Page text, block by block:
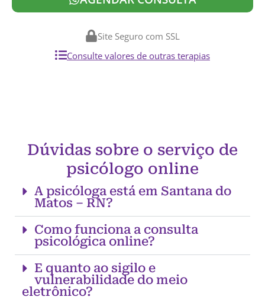
Site Seguro com SSL
Consulte valores de outras terapias
Dúvidas sobre o serviço de
psicólogo online
A psicóloga está em Santana do
Matos – RN?
Como funciona a consulta
psicológica online?
E quanto ao sigilo e
vulnerabilidade do meio
eletrônico?